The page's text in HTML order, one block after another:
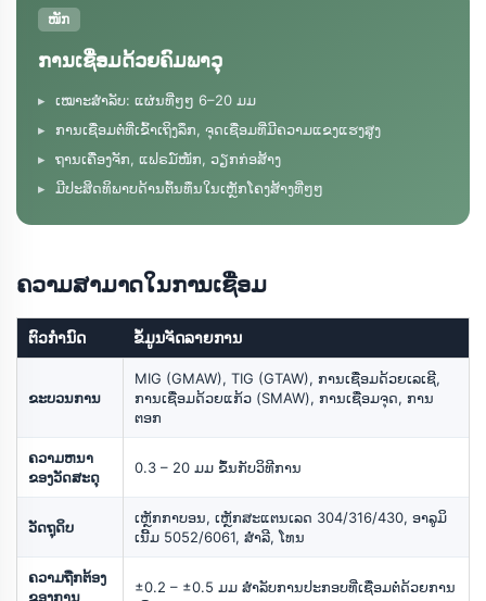
ໜັກ
ການເຊື່ອມດ້ວຍຄົມພາວຸ
ເໝາະສຳລັບ: ແຜ່ນທີ່ໆໆ 6–20 ມມ
ການເຊື່ອມຕໍ່ທີ່ເຂົ້າເຖິງລຶກ, ຈຸດເຊື່ອມທີ່ມີຄວາມແຂງແຮງສູງ
ຖານເຄື່ອງຈັກ, ແຟຣມ໌ໜັກ, ວຽກກ່ອສ້າງ
ມີປະສິດທິພາບດ້ານຕົ້ນທຶນໃນເຫຼັກໂຄງສ້າງທີ່ໆໆ
ຄວາມສາມາດໃນການເຊື່ອມ
ຕົວກໍານົດ ຂໍ້ມູນຈັດລາຍການ
ຂະບວນການ
MIG (GMAW), TIG (GTAW), ການເຊື່ອມດ້ວຍເລເຊີ,
ການເຊື່ອມດ້ວຍແກ້ວ (SMAW), ການເຊື່ອມຈຸດ, ການ
ຕອກ
ຄວາມຫນາ
ຂອງວັດສະດຸ
0.3 – 20 ມມ ຂຶ້ນກັບວິທີການ
ວັດຖຸດິບ
ເຫຼັກກາບອນ, ເຫຼັກສະແຕນເລດ 304/316/430, ອາລູມິ
ເນີ້ມ 5052/6061, ສຳລີ, ໂທນ
ຄວາມຖືກຕ້ອງ
ຂອງການ
±0.2 – ±0.5 ມມ ສຳລັບການປະກອບທີ່ເຊື່ອມຕໍ່ດ້ວຍການ